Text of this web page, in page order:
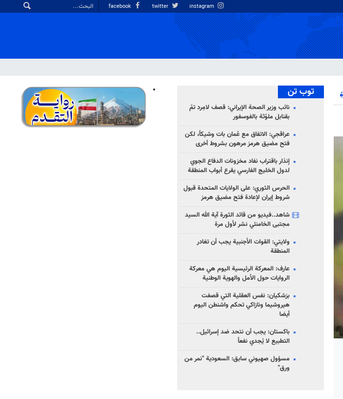
توب تن
نائب وزير الصحة الإيراني: قصف لامِرد تمّ
بقنابل ملوّثة بالفوسفور
عراقجي: الاتفاق مع عُمان بات وشيكاً، لكن
فتح مضيق هرمز مرهون بشروط أخرى
إنذار باقتراب نفاد مخزونات الدفاع الجوي
لدول الخليج الفارسي يقرع أبواب المنطقة
الحرس الثوري: على الولايات المتحدة قبول
شروط إيران لإعادة فتح مضيق هرمز
شاهد..فيديو من قائد الثورة آية الله السيد
مجتبى الخامنئي نشر لأول مرة
ولايتي: القوات الأجنبية يجب أن تغادر
المنطقة
عارف: المعركة الرئيسية اليوم هي معركة
الروايات حول الأمل والهوية الوطنية
بزشكيان: نفس العقلية التي قصفت
هيروشيما ونازاكي تحكم واشنطن اليوم
أيضا
باكستان: يجب أن نتحد ضد إسرائيل..
التطبيع لا يُجدي نفعاً
مسؤول صهيوني سابق: السعودية "نمر من
ورق"